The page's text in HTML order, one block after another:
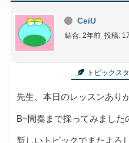
CeiU
結合: 2年前 投稿:
トピックス
先生、本日のレッスンあり
B~間奏まで採ってみました
新しいトピックでまたよろ